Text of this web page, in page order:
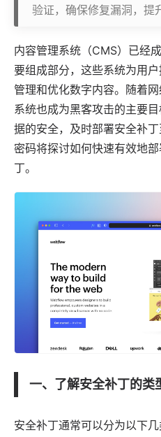
验证，确保修复漏洞，提
内容管理系统 （CMS）已经
要组成部分，这些系统为用户
管理和优化数字内容。随着网
系统也成为黑客攻击的主要
据的安全，及时部署安全补
密码将探讨如何快速有效地
丁。
一、了解安全补丁的类
安全补丁通常可以分为以下几